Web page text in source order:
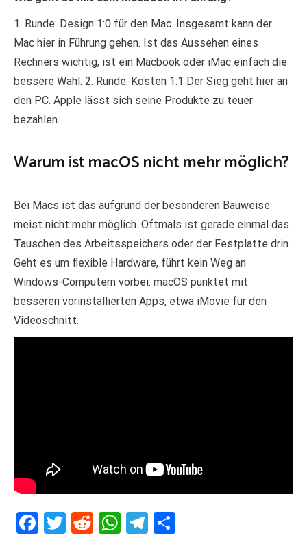
1. Runde: Design 1:0 für den Mac. Insgesamt kann der
Mac hier in Führung gehen. Ist das Aussehen eines
Rechners wichtig, ist ein Macbook oder iMac einfach die
bessere Wahl. 2. Runde: Kosten 1:1 Der Sieg geht hier an
den PC. Apple lässt sich seine Produkte zu teuer
bezahlen.
Warum ist macOS nicht mehr möglich?
Bei Macs ist das aufgrund der besonderen Bauweise
meist nicht mehr möglich. Oftmals ist gerade einmal das
Tauschen des Arbeitsspeichers oder der Festplatte drin.
Geht es um flexible Hardware, führt kein Weg an
Windows-Computern vorbei. macOS punktet mit
besseren vorinstallierten Apps, etwa iMovie für den
Videoschnitt.
Facebook
Twitter
RedditWhatsApp
Telegram